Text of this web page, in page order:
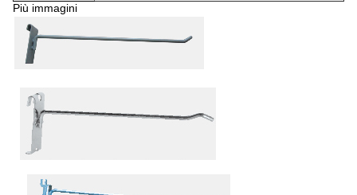
Più immagini